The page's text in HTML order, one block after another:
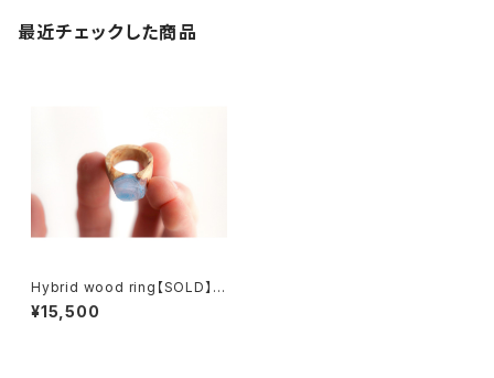
最近チェックした商品
Hybrid wood ring【SOLD】ハ
イブリッドウッドリング
¥15,500